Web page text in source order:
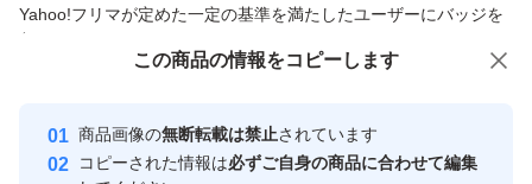
Yahoo!フリマが定めた一定の基準を満たしたユーザーにバッジを
付与しています
安心取引出品者
心・安全なユーザーです
この商品の情報をコピーします
商品画像の無断転載は禁止されています
コピーされた情報は必ずご自身の商品に合わせて編集
この商品をみている人にオススメ